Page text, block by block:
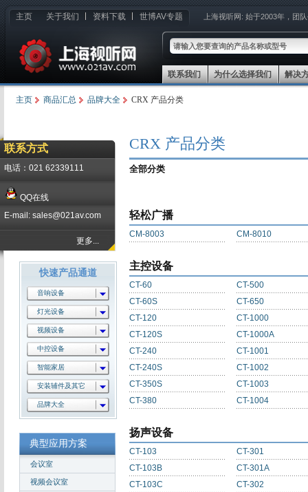
主页 关于我们 资料下载 世博AV专题 上海视听网: 始于2003年，团
联系我们 为什么选择我们 解决
主页 商品汇总 品牌大全 CRX 产品分类
CRX 产品分类
全部分类
轻松广播
CM-8003 CM-8010
主控设备
CT-60
CT-60S
CT-120
CT-120S
CT-240
CT-240S
CT-350S
CT-380
CT-500
CT-650
CT-1000
CT-1000A
CT-1001
CT-1002
CT-1003
CT-1004
扬声设备
CT-103
CT-103B
CT-103C
CT-301
CT-301A
CT-302
联系方式
电话：021 62339111
QQ在线
E-mail: sales@021av.com
更多...
快速产品通道
音响设备
灯光设备
视频设备
中控设备
智能家居
安装辅件及其它
品牌大全
典型应用方案
会议室
视频会议室